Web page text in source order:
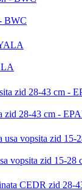
BWC
zid 28-43 cm -
vopsita zid 15-